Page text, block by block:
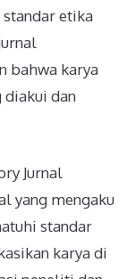
etika
bahwa karya
diakui dan
Jurnal
yang mengaku
standar
karya di